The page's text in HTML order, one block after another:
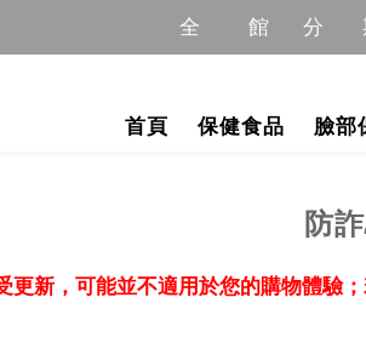
全          館       分
全          館       分
全       館       限
全         館         商
首頁
保健食品 臉部
防
新，可能並不適用於您的購物體驗